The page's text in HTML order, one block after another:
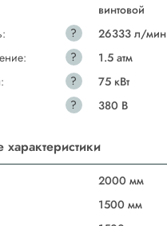
винтовой
?
26333 л/мин
?
1.5 атм
?
75 кВт
? 380 В
2000 мм
1500 мм